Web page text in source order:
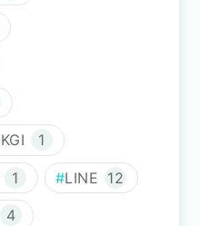
KGI 1
1 LINE 12
4